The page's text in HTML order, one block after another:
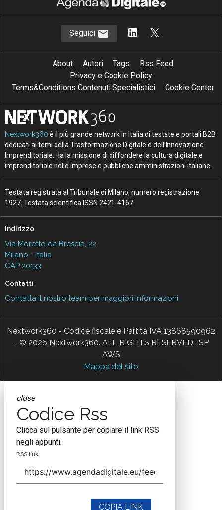
Seguici
About Autori Tags
Rss Feed
Privacy e Cookie Policy
Terms&Conditions Contenuti Specialistici
Cookie Center
Nextwork360 è il più grande network in Italia di testate e portali B2B
dedicati ai temi della Trasformazione Digitale e dell’Innovazione
Imprenditoriale. Ha la missione di diffondere la cultura digitale e
imprenditoriale nelle imprese e pubbliche amministrazioni italiane.
Testata registrata al Tribunale di Milano, numero registrazione
1927. Testata scientifica ISSN 2421-4167
Indirizzo
Via Moretto da Brescia, 22
Milano - Italia
CAP 20133
Contatti
Contatta il nostro team per maggiori informazioni
Nextwork360 - Codice fiscale e Partita IVA 13868590962
- © 2026 Nextwork360. ALL RIGHTS RESERVED. ISP
AWS
Mappa del sito
close
Codice Rss
Clicca sul pulsante per copiare il link RSS
negli appunti.
RSS link
COPIA LINK